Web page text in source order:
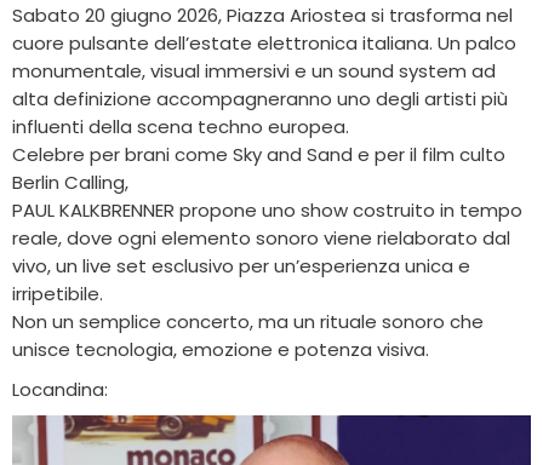
Sabato 20 giugno 2026, Piazza Ariostea si trasforma nel
cuore pulsante dell’estate elettronica italiana. Un palco
monumentale, visual immersivi e un sound system ad
alta definizione accompagneranno uno degli artisti più
influenti della scena techno europea.
Celebre per brani come Sky and Sand e per il film culto
Berlin Calling,
PAUL KALKBRENNER propone uno show costruito in tempo
reale, dove ogni elemento sonoro viene rielaborato dal
vivo, un live set esclusivo per un’esperienza unica e
irripetibile.
Non un semplice concerto, ma un rituale sonoro che
unisce tecnologia, emozione e potenza visiva.
Locandina: